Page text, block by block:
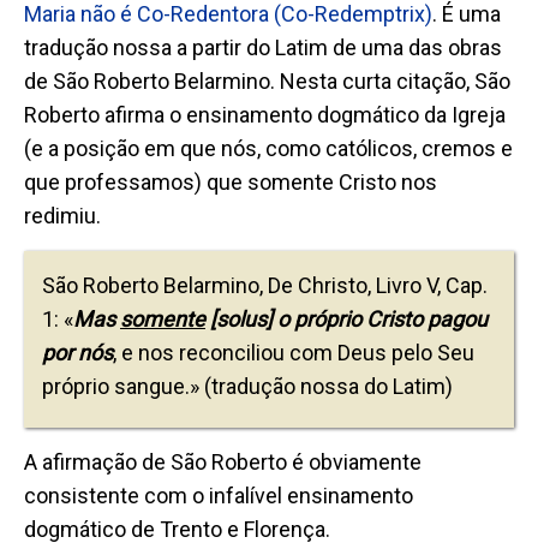
Maria não é Co-Redentora (Co-Redemptrix). É uma
tradução nossa a partir do Latim de uma das obras
de São Roberto Belarmino. Nesta curta citação, São
Roberto afirma o ensinamento dogmático da Igreja
(e a posição em que nós, como católicos, cremos e
que professamos) que somente Cristo nos
redimiu.
São Roberto Belarmino, De Christo, Livro V, Cap.
1: «Massomente[solus] o próprio Cristo pagou
por nós, e nos reconciliou com Deus pelo Seu
próprio sangue.» (tradução nossa do Latim)
A afirmação de São Roberto é obviamente
consistente com o infalível ensinamento
dogmático de Trento e Florença.